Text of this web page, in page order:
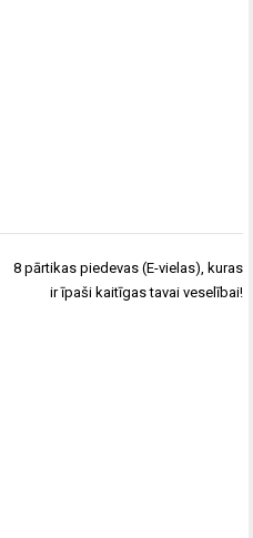
8 pārtikas piedevas (E-vielas), kuras
ir īpaši kaitīgas tavai veselībai!